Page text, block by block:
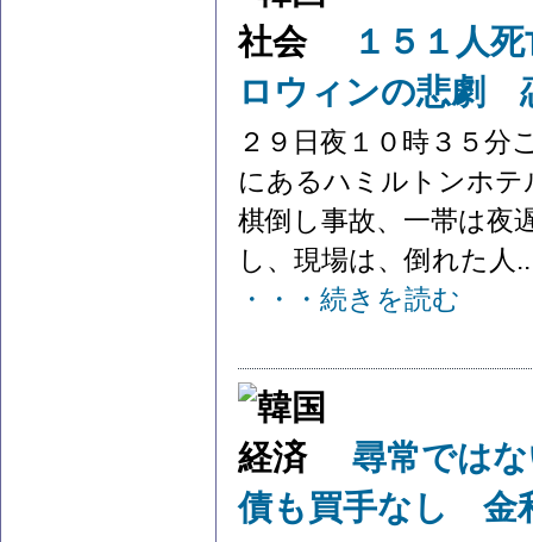
１５１人
ロウィンの悲劇
２９日夜１０時３５分
にあるハミルトンホ
棋倒し事故、一帯は夜
し、現場は、倒れた人
・・・続きを読む
尋常では
債も買手なし 金